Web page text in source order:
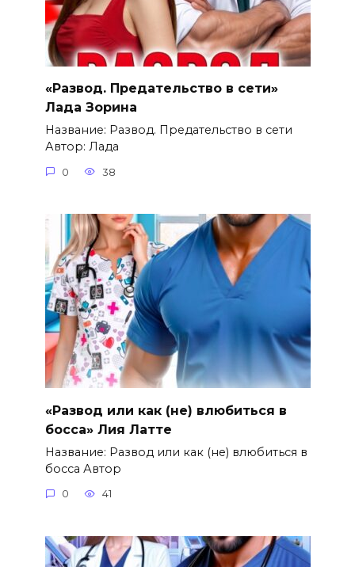
«Развод. Предательство в сети»
Лада Зорина
Название: Развод. Предательство в сети
Автор: Лада
0 38
«Развод или как (не) влюбиться в
босса» Лия Латте
Название: Развод или как (не) влюбиться в
босса Автор
0 41